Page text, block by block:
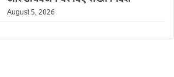
August 5, 2026